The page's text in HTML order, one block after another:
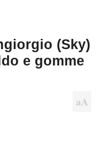
(Sky)
e gomme